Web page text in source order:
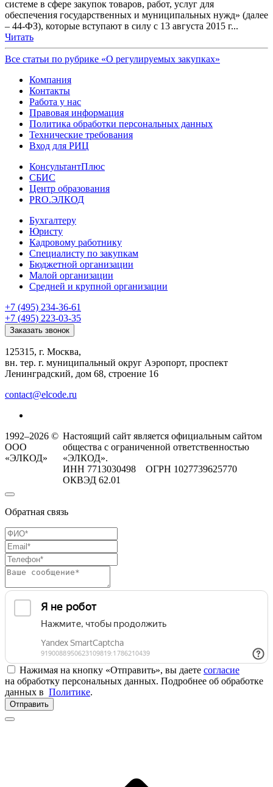
системе в сфере закупок товаров, работ, услуг для
обеспечения государственных и муниципальных нужд» (далее
– 44-ФЗ), которые вступают в силу с 13 августа 2015 г...
Читать
Все статьи по рубрике «О регулируемых закупках»
Компания
Контакты
Работа у нас
Правовая информация
Политика обработки персональных данных
Технические требования
Вход для РИЦ
КонсультантПлюс
СБИС
Центр образования
PRO.ЭЛКОД
Бухгалтеру
Юристу
Кадровому работнику
Специалисту по закупкам
Бюджетной организации
Малой организации
Средней и крупной организации
+7 (495) 234-36-61
+7 (495) 223-03-35
Заказать звонок
125315, г. Москва,
вн. тер. г. муниципальный округ Аэропорт, проспект
Ленинградский, дом 68, строение 16
contact@elcode.ru
1992–2026 ©
ООО
«ЭЛКОД»
Настоящий сайт является официальным сайтом
общества с ограниченной ответственностью
«ЭЛКОД».
ИНН 7713030498 ОГРН 1027739625770
ОКВЭД 62.01
Обратная связь
Нажимая на кнопку «Отправить», вы даете согласие
на обработку персональных данных. Подробнее об обработке
данных в Политике.
Отправить